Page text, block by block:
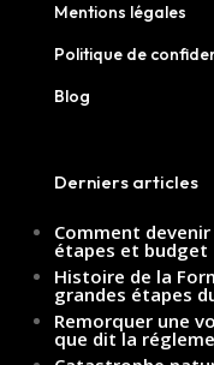
Mentions légales
Politique de
Blog
Derniers articles
Comment
étapes et budget
Histoire de la
grandes étapes
Remorquer une
que dit la